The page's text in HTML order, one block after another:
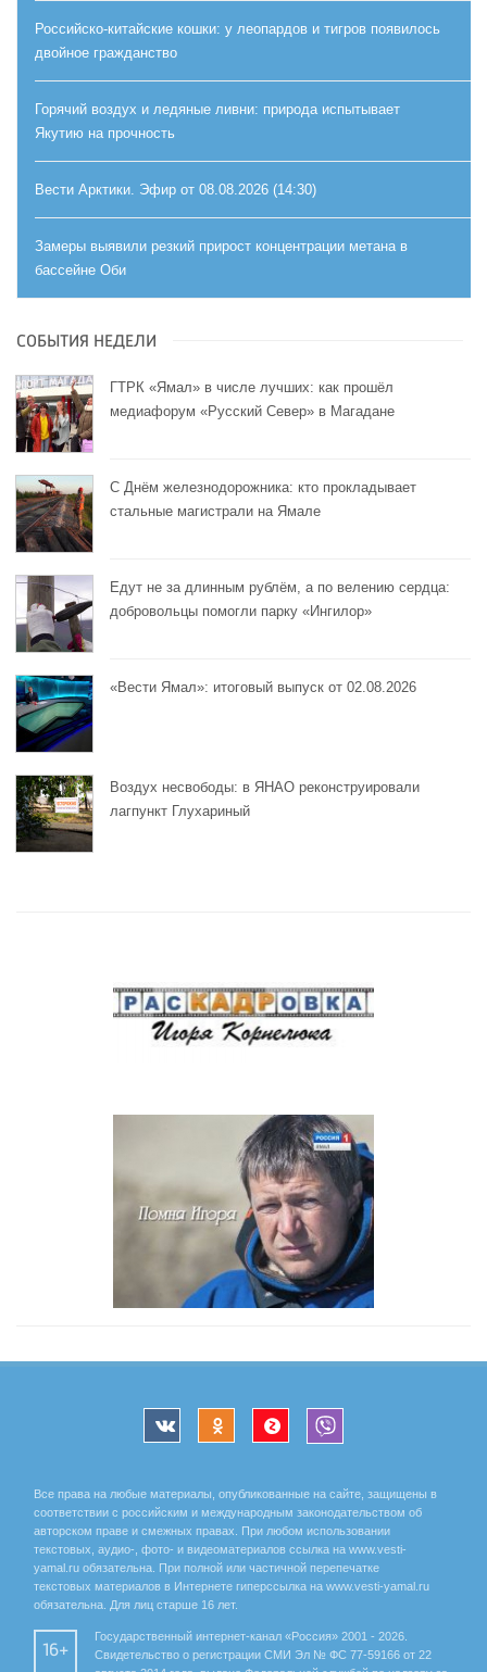
Российско-китайские кошки: у леопардов и тигров появилось
двойное гражданство
Горячий воздух и ледяные ливни: природа испытывает
Якутию на прочность
Вести Арктики. Эфир от 08.08.2026 (14:30)
Замеры выявили резкий прирост концентрации метана в
бассейне Оби
СОБЫТИЯ НЕДЕЛИ
ГТРК «Ямал» в числе лучших: как прошёл
медиафорум «Русский Север» в Магадане
С Днём железнодорожника: кто прокладывает
стальные магистрали на Ямале
Едут не за длинным рублём, а по велению сердца:
добровольцы помогли парку «Ингилор»
«Вести Ямал»: итоговый выпуск от 02.08.2026
Воздух несвободы: в ЯНАО реконструировали
лагпункт Глухариный
Все права на любые материалы, опубликованные на сайте, защищены в
соответствии с российским и международным законодательством об
авторском праве и смежных правах. При любом использовании
текстовых, аудио-, фото- и видеоматериалов ссылка на www.vesti-
yamal.ru обязательна. При полной или частичной перепечатке
текстовых материалов в Интернете гиперссылка на www.vesti-yamal.ru
обязательна. Для лиц старше 16 лет.
16+
Государственный интернет-канал «Россия» 2001 - 2026.
Свидетельство о регистрации СМИ Эл № ФС 77-59166 от 22